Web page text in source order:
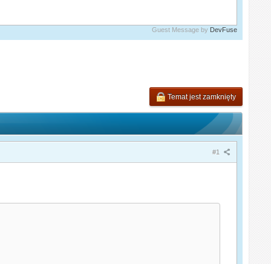
Guest Message by DevFuse
Temat jest zamknięty
#1